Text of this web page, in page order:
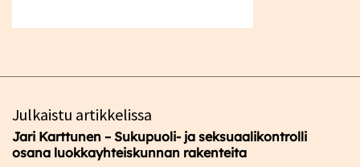
Artikkelien
selaus
Julkaistu artikkelissa
Jari Karttunen – Sukupuoli- ja seksuaalikontrolli
osana luokkayhteiskunnan rakenteita​